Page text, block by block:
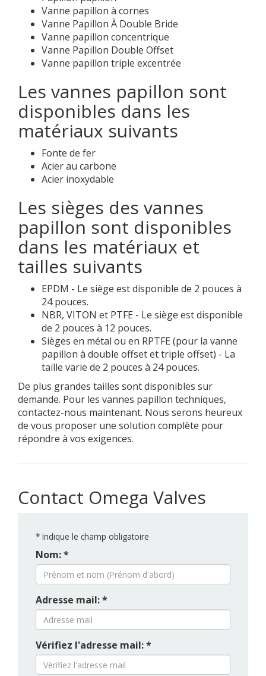
Vanne papillon à cornes
Vanne Papillon À Double Bride
Vanne papillon concentrique
Vanne Papillon Double Offset
Vanne papillon triple excentrée
Les vannes papillon sont
disponibles dans les
matériaux suivants
Fonte de fer
Acier au carbone
Acier inoxydable
Les sièges des vannes
papillon sont disponibles
dans les matériaux et
tailles suivants
EPDM - Le siège est disponible de 2 pouces à
24 pouces.
NBR, VITON et PTFE - Le siège est disponible
de 2 pouces à 12 pouces.
Sièges en métal ou en RPTFE (pour la vanne
papillon à double offset et triple offset) - La
taille varie de 2 pouces à 24 pouces.
De plus grandes tailles sont disponibles sur
demande. Pour les vannes papillon techniques,
contactez-nous maintenant. Nous serons heureux
de vous proposer une solution complète pour
répondre à vos exigences.
Contact Omega Valves
* Indique le champ obligatoire
Nom: *
Adresse mail: *
Vérifiez l'adresse mail: *